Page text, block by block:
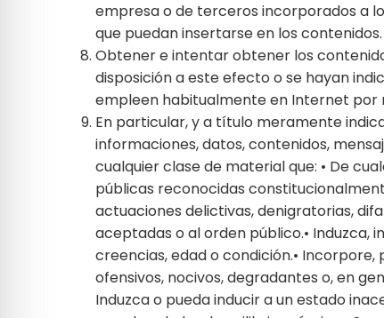
empresa o de terceros incorporados a
que puedan insertarse en los contenidos.
Obtener e intentar obtener los
disposición a este efecto o se hayan
empleen habitualmente en Internet por
En particular, y a título meramente
informaciones, datos, contenidos,
cualquier clase de material que: • De
públicas reconocidas
actuaciones delictivas, denigratorias,
aceptadas o al orden público.• Induzca,
creencias, edad o condición.•
ofensivos, nocivos, degradantes o, en
Induzca o pueda inducir a un estado